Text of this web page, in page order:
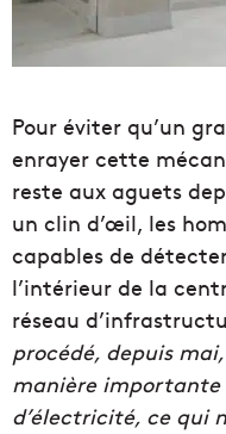
Pour éviter qu’un
enrayer cette
reste aux aguets
un clin d’œil, les
capables de
l’intérieur de la
réseau
procédé, depuis
manière importante
d’électricité, ce qui